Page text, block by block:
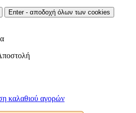
Enter - αποδοχή όλων των cookies
καλαθιού αγορών